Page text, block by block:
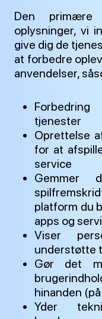
Den
oplysninger, vi
give dig de
at forbedre
anvendelser,
tjenester
Oprettelse
for at
service
Gemmer
platform du
apps og
Viser
understøtte
Gør det
hinanden
Yder